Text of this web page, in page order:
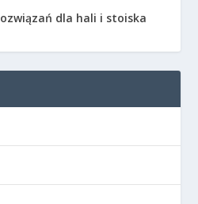
dla hali i stoiska